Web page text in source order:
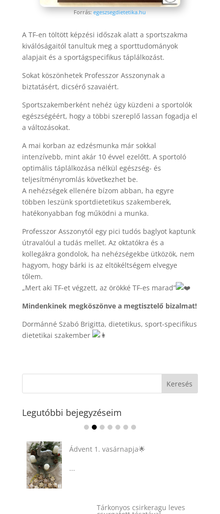
Forrás:egeszsegdietetika.hu
A TF-en töltött képzési időszak alatt a sportszakma
kiválóságaitól tanultuk meg a sporttudományok
alapjait és a sportágspecifikus táplálkozást.
Sokat köszönhetek Professzor Asszonynak a
biztatásért, dicsérő szavaiért.
Sportszakemberként nehéz úgy küzdeni a sportolók
egészségéért, hogy a többi szereplő lassan fogadja el
a változásokat.
A mai korban az edzésmunka már sokkal
intenzívebb, mint akár 10 évvel ezelőtt. A sportoló
optimális táplálkozása nélkül egészség- és
teljesítményromlás következhet be.
A nehézségek ellenére bízom abban, ha egyre
többen leszünk sportdietetikus szakemberek,
hatékonyabban fog működni a munka.
Professzor Asszonytól egy pici tudós baglyot kaptunk
útravalóul a tudás mellet. Az oktatókra és a
kollegákra gondolok, ha nehézségekbe ütközök, nem
hagyom, hogy bárki is az eltökéltségem elvegye
tőlem.
„Mert aki TF-et végzett, az örökké TF-es marad”
Mindenkinek megköszönve a megtisztelő bizalmat!
Dormánné Szabó Brigitta, dietetikus, sport-specifikus
dietetikai szakember
Legutóbbi bejegyzéseim
Ádvent 1. vasárnapja🌟
csurgatott tésztával